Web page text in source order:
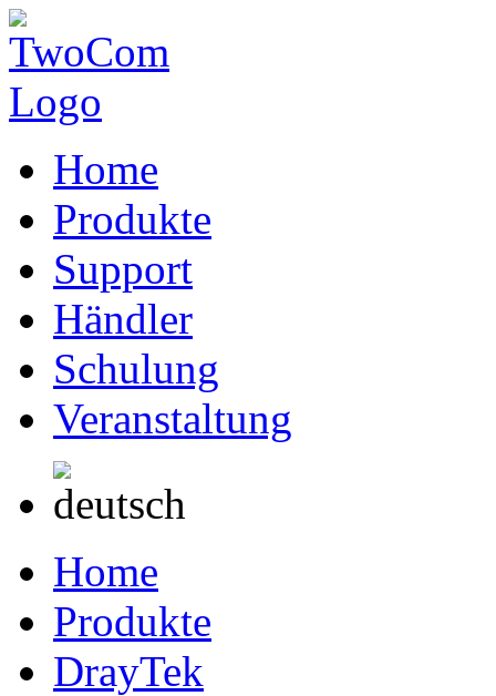
Home
Produkte
Support
Händler
Schulung
Veranstaltung
Home
Produkte
DrayTek